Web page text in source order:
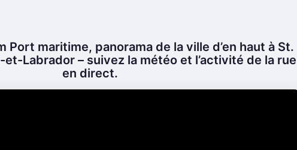
Port maritime, panorama de la ville d’en haut à St.
et-Labrador – suivez la météo et l’activité de la rue
en direct.